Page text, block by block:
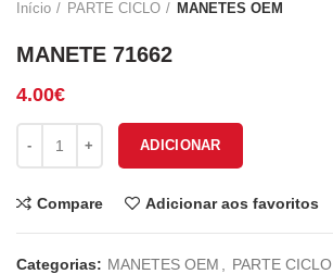
Início PARTE CICLO MANETES OEM
MANETE 71662
4.00€
ADICIONAR
Compare Adicionar aos favoritos
Categorias: MANETES OEM PARTE CICLO